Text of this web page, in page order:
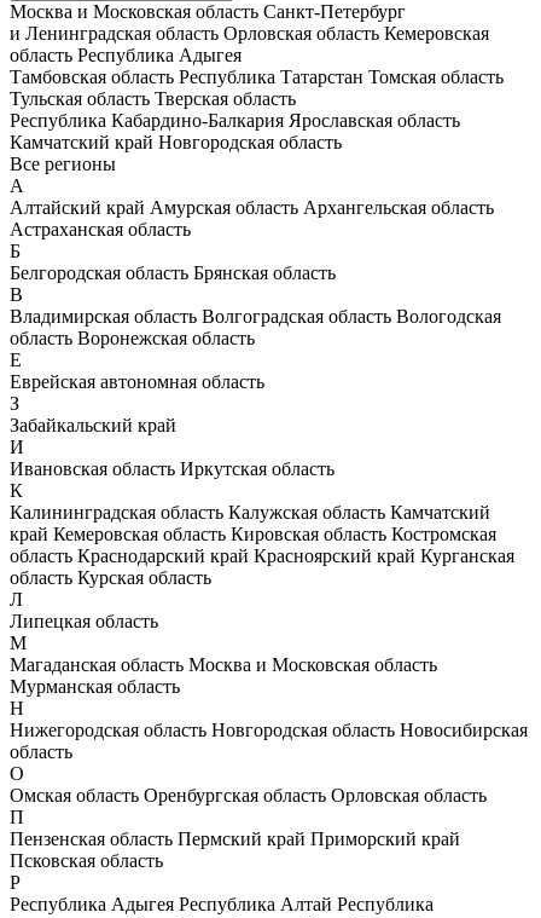
Москва и Московская область Санкт-Петербург
и Ленинградская область Орловская область Кемеровская
область Республика Адыгея
Тамбовская область Республика Татарстан Томская область
Тульская область Тверская область
Республика Кабардино-Балкария Ярославская область
Камчатский край Новгородская область
Все регионы
А
Алтайский край Амурская область Архангельская область
Астраханская область
Б
Белгородская область Брянская область
В
Владимирская область Волгоградская область Вологодская
область Воронежская область
Е
Еврейская автономная область
З
Забайкальский край
И
Ивановская область Иркутская область
К
Калининградская область Калужская область Камчатский
край Кемеровская область Кировская область Костромская
область Краснодарский край Красноярский край Курганская
область Курская область
Л
Липецкая область
М
Магаданская область Москва и Московская область
Мурманская область
Н
Нижегородская область Новгородская область Новосибирская
область
О
Омская область Оренбургская область Орловская область
П
Пензенская область Пермский край Приморский край
Псковская область
Р
Республика Адыгея Республика Алтай Республика